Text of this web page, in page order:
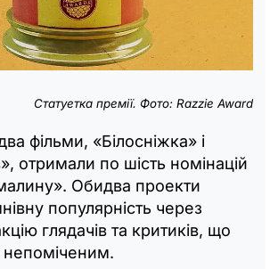
Статуетка премії. Фото: Razzie Award
фільми, «Білосніжка» і
отримали по шість номінацій
Обидва проекти
популярність через
глядачів та критиків, що